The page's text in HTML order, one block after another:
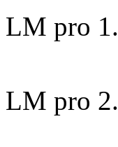
LM pro 1.
LM pro 2.